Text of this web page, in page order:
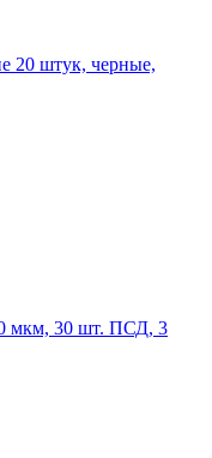
20 штук, черные,
мкм, 30 шт. ПСД, 3